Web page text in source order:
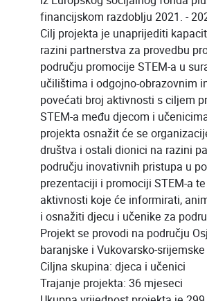
financijskom razdoblju 2021. -
Cilj projekta je unaprijediti
razini partnerstva za provedbu
području promocije STEM-a u
učilištima i odgojno-obrazovnim
povećati broj aktivnosti s ciljem
STEM-a među djecom i
projekta osnažit će se
društva i ostali dionici na razini
području inovativnih pristupa u
prezentaciji i promociji STEM-a
aktivnosti koje će informirati,
i osnažiti djecu i učenike za
Projekt se provodi na području
baranjske i Vukovarsko-
Ciljna skupina: djeca i učenici
Trajanje projekta: 36 mjeseci